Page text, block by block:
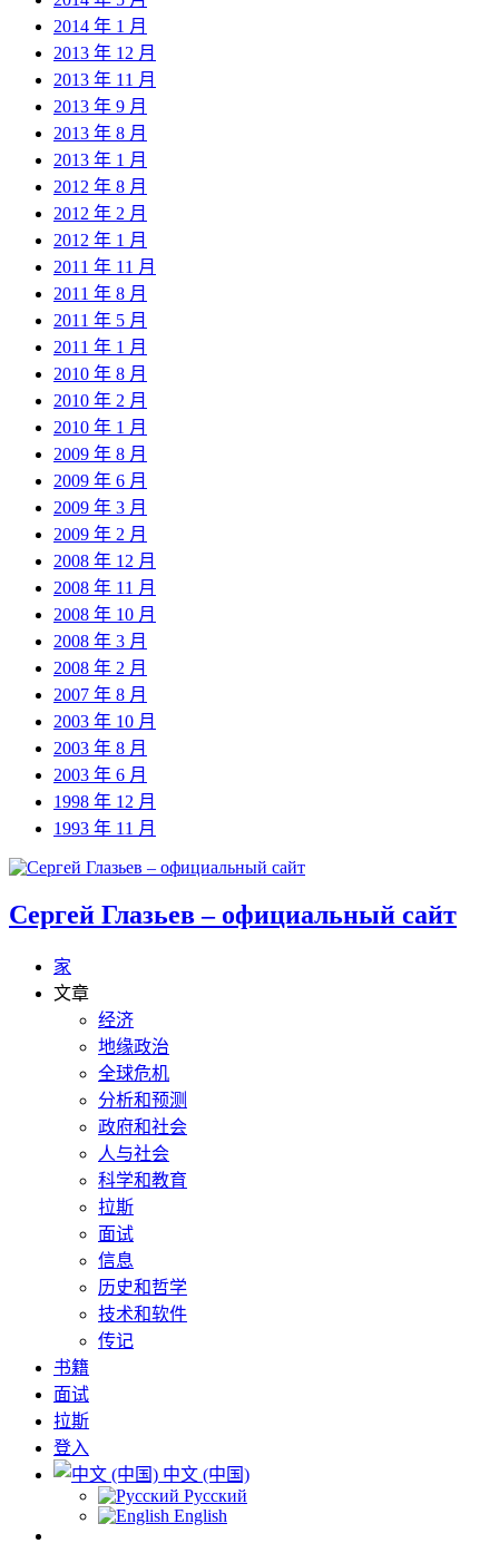
2014 年 1 月
2013 年 12 月
2013 年 11 月
2013 年 9 月
2013 年 8 月
2013 年 1 月
2012 年 8 月
2012 年 2 月
2012 年 1 月
2011 年 11 月
2011 年 8 月
2011 年 5 月
2011 年 1 月
2010 年 8 月
2010 年 2 月
2010 年 1 月
2009 年 8 月
2009 年 6 月
2009 年 3 月
2009 年 2 月
2008 年 12 月
2008 年 11 月
2008 年 10 月
2008 年 3 月
2008 年 2 月
2007 年 8 月
2003 年 10 月
2003 年 8 月
2003 年 6 月
1998 年 12 月
1993 年 11 月
Сергей Глазьев – официальный сайт
家
文章
经济
地缘政治
全球危机
分析和预测
政府和社会
人与社会
科学和教育
拉斯
面试
信息
历史和哲学
技术和软件
传记
书籍
面试
拉斯
登入
中文 (中国)
Русский
English